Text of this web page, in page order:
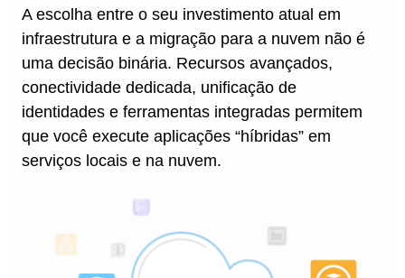
A escolha entre o seu investimento atual em
infraestrutura e a migração para a nuvem não é
uma decisão binária. Recursos avançados,
conectividade dedicada, unificação de
identidades e ferramentas integradas permitem
que você execute aplicações “híbridas” em
serviços locais e na nuvem.